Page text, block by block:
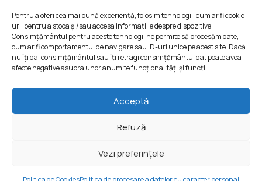
Pentru a oferi cea mai bună experiență, folosim tehnologii, cum ar fi cookie-
uri, pentru a stoca și/sau accesa informațiile despre dispozitive.
Consimțământul pentru aceste tehnologii ne permite să procesăm date,
cum ar fi comportamentul de navigare sau ID-uri unice pe acest site. Dacă
nu îți dai consimțământul sau îți retragi consimțământul dat poate avea
afecte negative asupra unor anumite funcționalități și funcții.
Acceptă
Refuză
Vezi preferințele
© Ciroka Prod S.R.L. | Toate drepturile rezervate. Website creat
Sombrasol Adaugă În